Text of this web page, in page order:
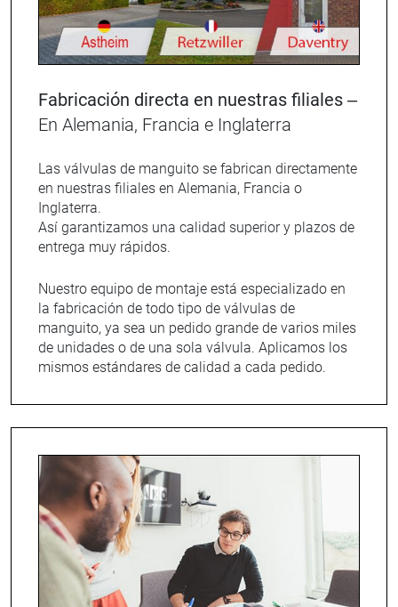
Fabricación directa en nuestras filiales –
En Alemania, Francia e Inglaterra
Las válvulas de manguito se fabrican directamente
en nuestras filiales en Alemania, Francia o
Inglaterra.
Así garantizamos una calidad superior y plazos de
entrega muy rápidos.
Nuestro equipo de montaje está especializado en
la fabricación de todo tipo de válvulas de
manguito, ya sea un pedido grande de varios miles
de unidades o de una sola válvula. Aplicamos los
mismos estándares de calidad a cada pedido.